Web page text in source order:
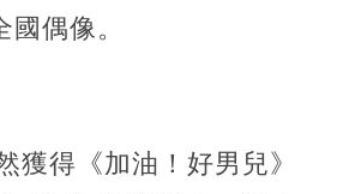
偶像。
獲得《加油！好男兒》